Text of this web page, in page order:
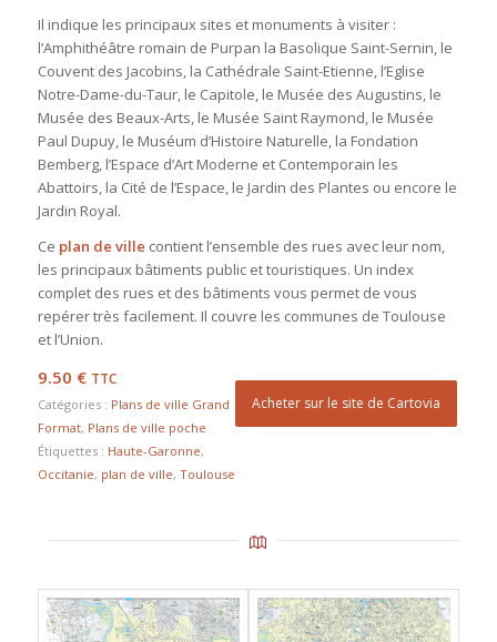
Il indique les principaux sites et monuments à visiter :
l’Amphithéâtre romain de Purpan la Basolique Saint-Sernin, le
Couvent des Jacobins, la Cathédrale Saint-Etienne, l’Eglise
Notre-Dame-du-Taur, le Capitole, le Musée des Augustins, le
Musée des Beaux-Arts, le Musée Saint Raymond, le Musée
Paul Dupuy, le Muséum d’Histoire Naturelle, la Fondation
Bemberg, l’Espace d’Art Moderne et Contemporain les
Abattoirs, la Cité de l’Espace, le Jardin des Plantes ou encore le
Jardin Royal.
Ce plan de ville contient l’ensemble des rues avec leur nom,
les principaux bâtiments public et touristiques. Un index
complet des rues et des bâtiments vous permet de vous
repérer très facilement. Il couvre les communes de Toulouse
et l’Union.
9.50 € TTC
Acheter sur le site de Cartovia
Catégories : Plans de ville Grand
Format, Plans de ville poche
Étiquettes : Haute-Garonne,
Occitanie, plan de ville, Toulouse